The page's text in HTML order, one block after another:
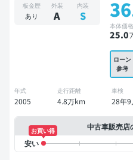
板金歴
あり
外装
A
内装
S 36
本体価格
25.0
ローン
参考
年式
2005
走行距離
4.8万km
車検
28年9
中古車販売店
お買い得